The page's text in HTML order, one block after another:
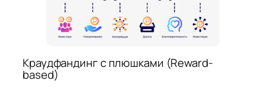
Краудфандинг с плюшками (Reward-
based)